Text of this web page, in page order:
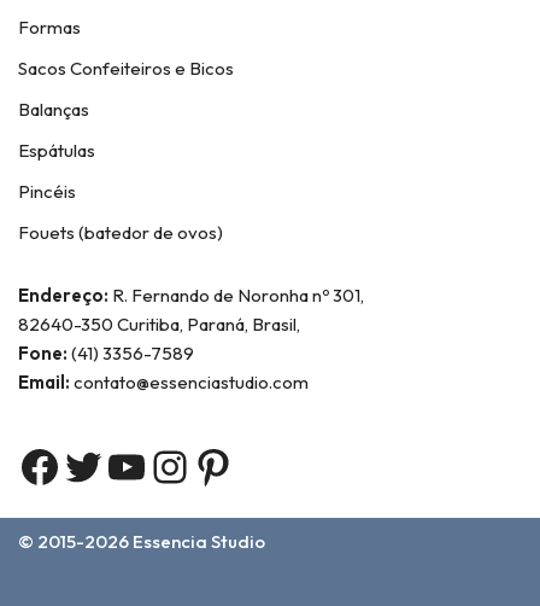
Formas
Sacos Confeiteiros e Bicos
Balanças
Espátulas
Pincéis
Fouets (batedor de ovos)
Endereço: R. Fernando de Noronha nº 301,
82640-350 Curitiba, Paraná, Brasil,
Fone: (41) 3356-7589
Email: contato@essenciastudio.com
© 2015-2026 Essencia Studio